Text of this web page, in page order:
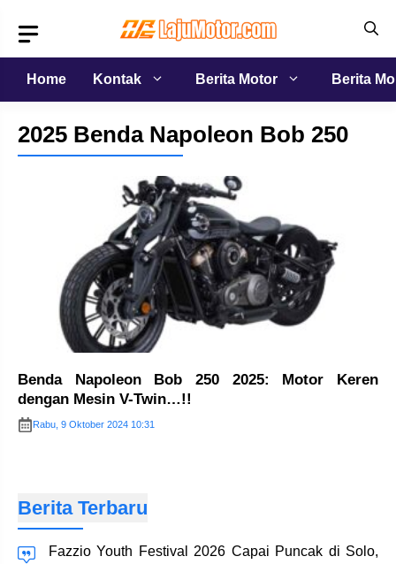
isi
Home
Kontak Berita Motor Berita
2025 Benda Napoleon Bob 250
Benda Napoleon Bob 250 2025: Motor Keren
dengan Mesin V-Twin…!!
Rabu, 9 Oktober 2024 10:31
Berita Terbaru
Fazzio Youth Festival 2026 Capai Puncak di Solo,